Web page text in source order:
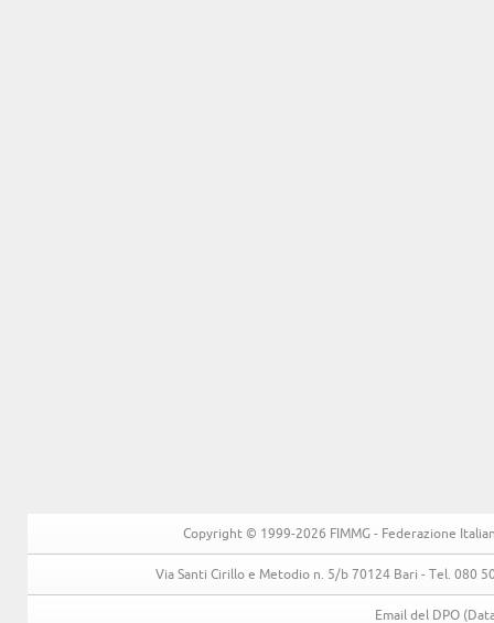
Copyright © 1999-2026 FIMMG - Federazione
Via Santi Cirillo e Metodio n. 5/b 70124 Bari - Tel. 080
Email del DPO